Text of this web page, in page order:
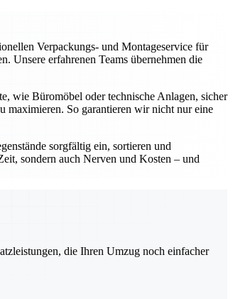
Verpackungs- und Montageservice für
Unsere erfahrenen Teams übernehmen die
wie Büromöbel oder technische Anlagen, sicher
maximieren. So garantieren wir nicht nur eine
sorgfältig ein, sortieren und
sondern auch Nerven und Kosten – und
die Ihren Umzug noch einfacher